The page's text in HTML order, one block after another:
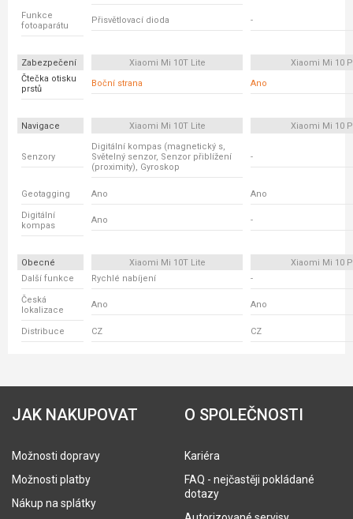
Funkce
fotoaparátu
Přisvětlovací dioda -
Zabezpečení Xiaomi Mi 10T Lite
Xiaomi Mi 10
Čtečka otisku
prstů
Boční strana Ano
Navigace Xiaomi Mi 10T Lite Xiaomi Mi 10
Senzory
Digitální kompas (magnetický s,
Světelný senzor, Senzor přiblížení
(proximity), Gyroskop
-
Geotagging Ano Ano
Digitální
kompas
Ano -
Obecné Xiaomi Mi 10T Lite
Xiaomi Mi 10
Další funkce
Rychlé nabíjení -
Česká
lokalizace
Ano Ano
Distribuce CZ CZ
JAK NAKUPOVAT
Možnosti dopravy
Možnosti platby
Nákup na splátky
O SPOLEČNOSTI
Kariéra
FAQ - nejčastěji pokládané
dotazy